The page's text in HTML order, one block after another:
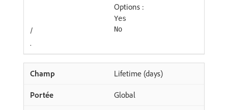
Options :
Yes
/ No
.
Lifetime (days)
Global